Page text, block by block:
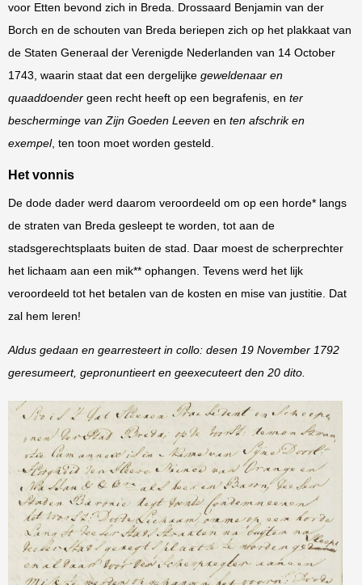
voor Etten bevond zich in Breda. Drossaard Benjamin van der
Borch en de schouten van Breda beriepen zich op het plakkaat van
de Staten Generaal der Verenigde Nederlanden van 14 October
1743, waarin staat dat een dergelijke geweldenaar en
quaaddoender geen recht heeft op een begrafenis, en ter
bescherminge van Zijn Goeden Leeven en ten afschrik en
exempel, ten toon moet worden gesteld.
Het vonnis
De dode dader werd daarom veroordeeld om op een horde* langs
de straten van Breda gesleept te worden, tot aan de
stadsgerechtsplaats buiten de stad. Daar moest de scherprechter
het lichaam aan een mik** ophangen. Tevens werd het lijk
veroordeeld tot het betalen van de kosten en mise van justitie. Dat
zal hem leren!
Aldus gedaan en gearresteert in collo: desen 19 November 1792
geresumeert, gepronuntieert en geexecuteert den 20 dito.